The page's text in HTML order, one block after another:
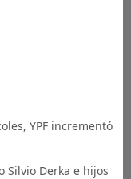
YPF incrementó
Silvio Derka e hijos